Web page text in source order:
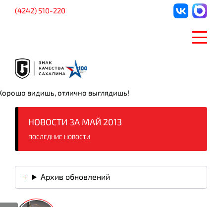
видишь, отлично выглядишь!
(4242) 510-220
НОВОСТИ ЗА МАЙ 2013
ПОСЛЕДНИЕ НОВОСТИ
Архив обновлений